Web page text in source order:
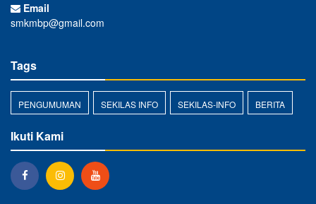
Email
smkmbp@gmail.com
Tags
PENGUMUMAN SEKILAS INFO SEKILAS-INFO BERITA
Ikuti Kami